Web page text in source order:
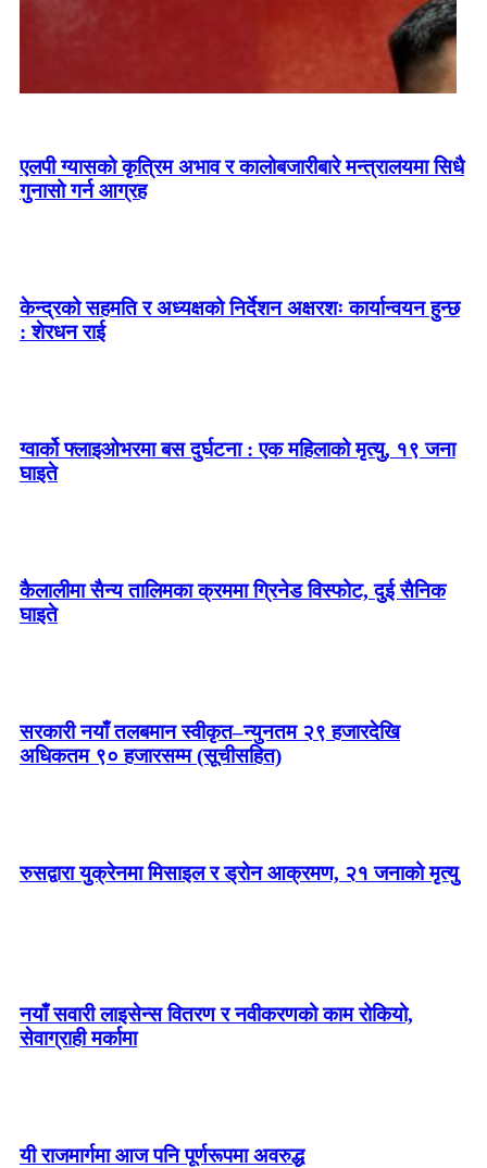
माफी
एलपी ग्यासको कृत्रिम अभाव र कालोबजारीबारे मन्त्रालयमा सिधै
गुनासो गर्न आग्रह
केन्द्रको सहमति र अध्यक्षको निर्देशन अक्षरशः कार्यान्वयन हुन्छ
: शेरधन राई
ग्वार्को फ्लाइओभरमा बस दुर्घटना : एक महिलाको मृत्यु, १९ जना
घाइते
कैलालीमा सैन्य तालिमका क्रममा ग्रिनेड विस्फोट, दुई सैनिक
घाइते
सरकारी नयाँ तलबमान स्वीकृत–न्युनतम २९ हजारदेखि
अधिकतम ९० हजारसम्म (सूचीसहित)
रुसद्वारा युक्रेनमा मिसाइल र ड्रोन आक्रमण, २१ जनाको मृत्यु
नयाँ सवारी लाइसेन्स वितरण र नवीकरणको काम रोकियो,
सेवाग्राही मर्कामा
यी राजमार्गमा आज पनि पूर्णरूपमा अवरुद्ध